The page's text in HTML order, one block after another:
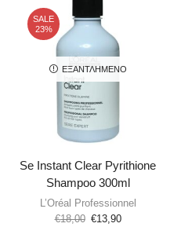
SALE
23%
ΕΞΑΝΤΛΗΜΈΝΟ
Se Instant Clear Pyrithione
Shampoo 300ml
L’Oréal Professionnel
€18,00 €13,90